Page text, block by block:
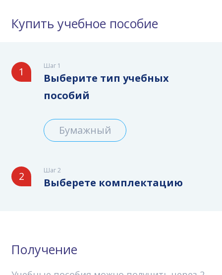
Купить учебное пособие
Шаг 1
1
Выберите тип учебных
пособий
Бумажный
Шаг 2
2 Выберете комплектацию
Получение